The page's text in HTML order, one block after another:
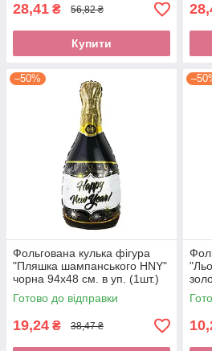
28,41 ₴ 56,82 ₴
Купити
–50%
Фольгована кулька фігура
"Пляшка шампанського HNY"
чорна 94х48 см. в уп. (1шт.)
Готово до відправки
19,24 ₴ 38,47 ₴